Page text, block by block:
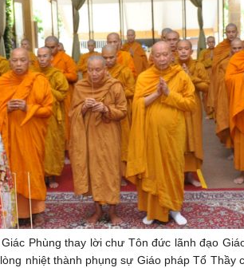
Phùng thay lời chư Tôn đức lãnh đạo
nhiệt thành phụng sự Giáo pháp Tổ Thầy